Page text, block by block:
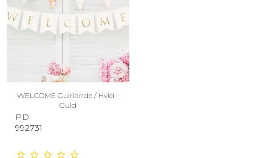
WELCOME Guirlande / Hvid -
Guld
PD
992731